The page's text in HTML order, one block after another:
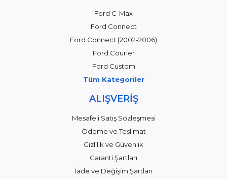
Ford C-Max
Ford Connect
Ford Connect (2002-2006)
Ford Courier
Ford Custom
Tüm Kategoriler
ALIŞVERİŞ
Mesafeli Satış Sözleşmesi
Ödeme ve Teslimat
Gizlilik ve Güvenlik
Garanti Şartları
İade ve Değişim Şartları